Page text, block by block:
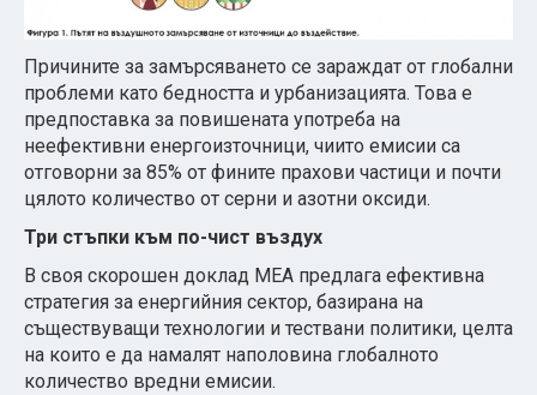
Причините за замърсяването се зараждат от глобални
проблеми като бедността и урбанизацията. Това е
предпоставка за повишената употреба на
неефективни енергоизточници, чиито емисии са
отговорни за 85% от фините прахови частици и почти
цялото количество от серни и азотни оксиди.
Три стъпки към по-чист въздух
В своя скорошен доклад МЕА предлага ефективна
стратегия за енергийния сектор, базирана на
съществуващи технологии и тествани политики, целта
на които е да намалят наполовина глобалното
количество вредни емисии.